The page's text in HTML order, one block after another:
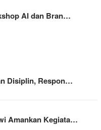
AI dan Bran…
Disiplin, Respon…
Amankan Kegiata…